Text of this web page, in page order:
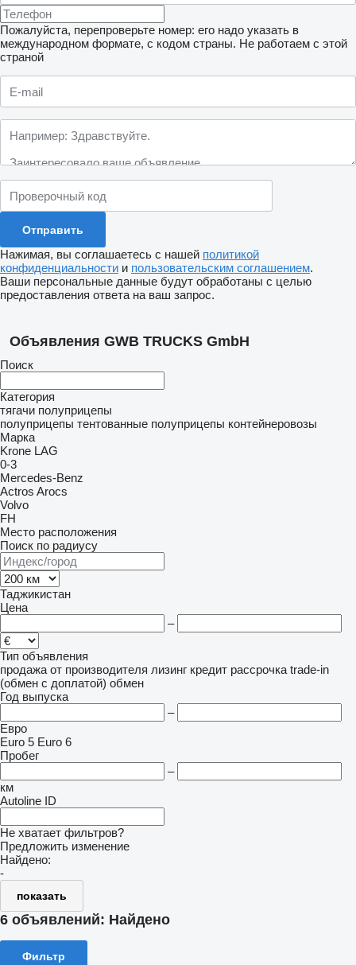
Пожалуйста, перепроверьте номер: его надо указать в
международном формате, с кодом страны. Не работаем с этой
страной
Нажимая, вы соглашаетесь с нашей политикой
конфиденциальности и пользовательским соглашением.
Ваши персональные данные будут обработаны с целью
предоставления ответа на ваш запрос.
Объявления GWB TRUCKS GmbH
Поиск
Категория
тягачи полуприцепы
полуприцепы тентованные полуприцепы контейнеровозы
Марка
Krone LAG
0-3
Mercedes-Benz
Actros Arocs
Volvo
FH
Место расположения
Поиск по радиусу
Таджикистан
Цена
–
Тип объявления
продажа от производителя лизинг кредит рассрочка trade-in
(обмен с доплатой) обмен
Год выпуска
–
Евро
Euro 5 Euro 6
Пробег
–
км
Autoline ID
Не хватает фильтров?
Предложить изменение
Найдено:
-
показать
6 объявлений: Найдено
Фильтр